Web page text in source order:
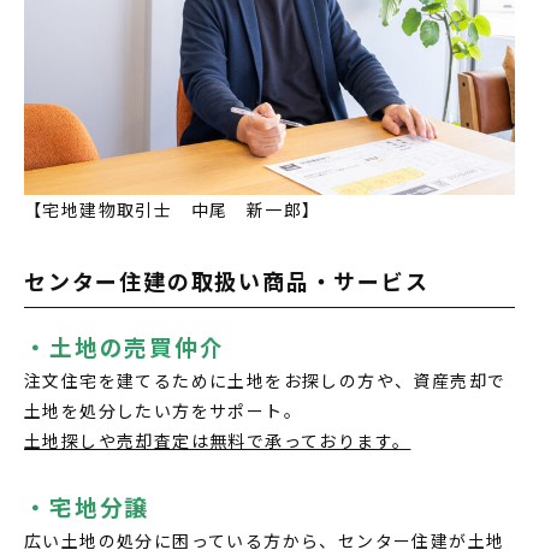
【宅地建物取引士 中尾 新一郎】
センター住建の取扱い商品・サービス
・土地の売買仲介
注文住宅を建てるために土地をお探しの方や、資産売却で
土地を処分したい方をサポート。
土地探しや売却査定は無料で承っております。
・宅地分譲
広い土地の処分に困っている方から、センター住建が土地